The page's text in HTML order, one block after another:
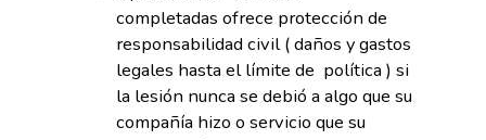
completadas ofrece protección de
responsabilidad civil ( daños y gastos
legales hasta el límite de política ) si
la lesión nunca se debió a algo que su
compañía hizo o servicio que su